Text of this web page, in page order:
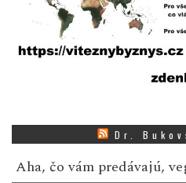
Dr.
Aha, čo vám predávajú,